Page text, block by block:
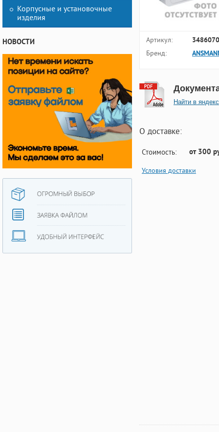
Корпусные и установочные
изделия
НОВОСТИ Артикул: 3486070
Бренд:
Найти в яндекс
О доставке:
Стоимость: от 300
Условия доставки